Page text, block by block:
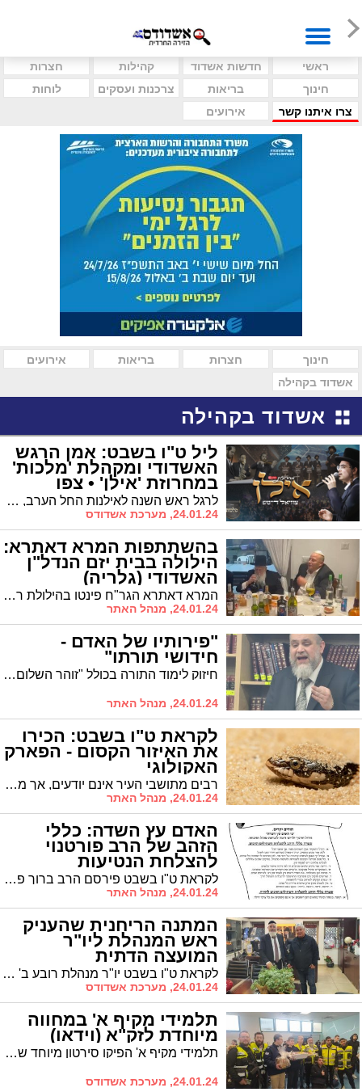
ראשי חדשות אשדוד קהילות
חצרות
חינוך
בריאות צרכנות ועסקים
לוחות
צרו איתנו קשר
אירועים
חינוך חצרות בריאות
אירועים
אשדוד בקהילה
אשדוד בקהילה
ליל ט"ו בשבט: אמן הרגש
האשדודי ומקהלת 'מלכות'
במחרוזת 'אילן' • צפו
(וידאו) לרגל ראש השנה לאילנות החל הערב, מוגשת בפניכם טעימה מרגשת מתוך מחרוזת לייב של שירי 'אילן', אשר בוצעה ע"י אמן הרגש עוזיאל דייטש בליווי מקהלת מלכות בניצוחו של פנחס ביכלר, כשעל הקלידים יוסי אייזן, בעיצומה של ועידת 'נרוממה' שהתקיימה בליל ט"ו בשבט תשפ"ג במרכז האירועים 'אווניו'.
24.01.24, מערכת אשדודס
בהשתתפות המרא דאתרא:
הילולה בבית יזם הנדל"ן
האשדודי (גלריה)
המרא דאתרא הגר"ח פינטו בהילולת רבי יצחק אבוחצירא זצוק"ל אצל אוהב תורה ולומדיה, יזם הנדל"ן קובי טוויזר
24.01.24, מנהל האתר
"פירותיו של האדם -
חידושי תורתו"
חיזוק לימוד התורה בכולל "זוהר השלום" בימי השובבי"ם: הגרי"ר שרבאני ר"י "אהל יוסף" – "אוצרות התורה" תיאר בדבריו את מעלתם של שומרי העיר שהם לומדי התורה * הפירות של האדם אלו חידושי תורה שזוכה לחדש
24.01.24, מנהל האתר
לקראת ט"ו בשבט: הכירו
את האיזור הקסום - הפארק
האקולוגי
רבים מתושבי העיר אינם יודעים, אך ממש לידינו ישנו אתר ששווה ביקור, ואחרי שתכירו תבואו אליו שוב ושוב. הכירו את הפארק האקולוגי
24.01.24, מנהל האתר
האדם עץ השדה: כללי
הזהב של הרב פורטנוי
להצלחת הנטיעות
לקראת ט"ו בשבט פירסם הרב ברוך פורטנוי, רב קהילת 'אהל שמואל' ברובע ד' שורת עצות להצלחת הנטיעות והשתילים - הילדים הרכים. חובת קריאה
24.01.24, מנהל האתר
המתנה הריחנית שהעניק
ראש המנהלת ליו"ר
המועצה הדתית
לקראת ט"ו בשבט יו"ר מנהלת רובע ב' אורי סבח העניק שתילים של מיני בשמים לרב עובדיה דהן יו"ר המועצה הדתית. הרב דהן: פירות המתוקים של האדם זה המעשים הטובים
24.01.24, מערכת אשדודס
תלמידי מקיף א' במחווה
מיוחדת לזק"א (וידאו)
תלמידי מקיף א' הפיקו סירטון מיוחד שבו הם מצדיעים לגיבורי זק"א. צפו
24.01.24, מערכת אשדודס